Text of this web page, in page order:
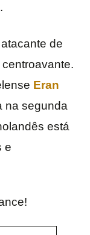
de
Eran
na segunda
está
e